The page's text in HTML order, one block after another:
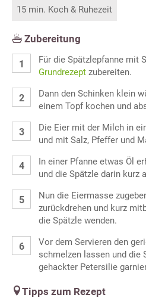
15 min. Koch & Ruhezeit
Zubereitung
Für die Spätzlepfanne mit
Grundrezept zubereiten.
Dann den Schinken klein
einem Topf kochen und
Die Eier mit der Milch in
und mit Salz, Pfeffer und
In einer Pfanne etwas Öl
und die Spätzle darin kurz
Nun die Eiermasse
zurückdrehen und kurz
die Spätzle wenden.
Vor dem Servieren den
schmelzen lassen und die
gehackter Petersilie
Tipps zum Rezept